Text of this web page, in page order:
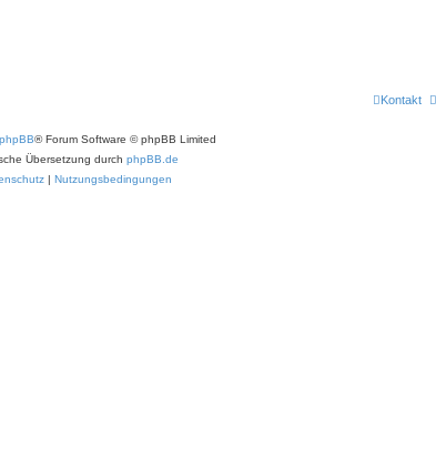
Kontakt
phpBB® Forum Software © phpBB Limited
Übersetzung durch phpBB.de
| Nutzungsbedingungen